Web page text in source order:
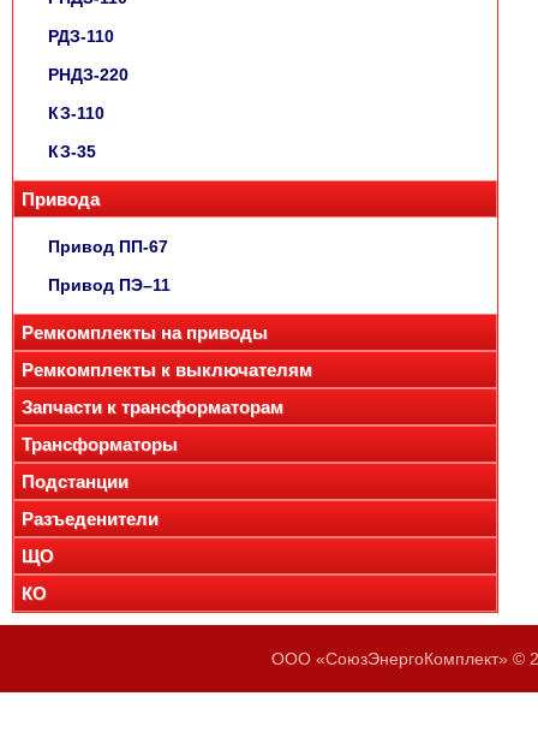
РДЗ-110
РНДЗ-220
КЗ-110
КЗ-35
Привода
Привод ПП-67
Привод ПЭ–11
Ремкомплекты на приводы
Ремкомплекты к выключателям
Запчасти к трансформаторам
Трансформаторы
Подстанции
Разъеденители
ЩО
КО
ООО «СоюзЭнергоКомплект» ©